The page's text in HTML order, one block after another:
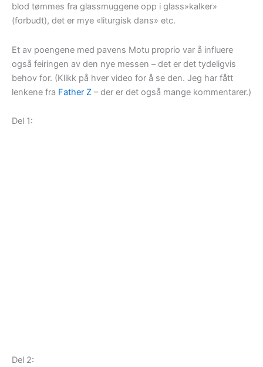
blod tømmes fra glassmuggene opp i glass»kalker»
(forbudt), det er mye «liturgisk dans» etc.
Et av poengene med pavens Motu proprio var å influere
også feiringen av den nye messen – det er det tydeligvis
behov for. (Klikk på hver video for å se den. Jeg har fått
lenkene fra Father Z – der er det også mange kommentarer.)
Del 1:
Del 2: